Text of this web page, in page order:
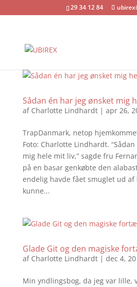
29 34 12 84
Sådan én har jeg ønsket mig
af Charlotte Lindhardt| apr 26,
TrapDanmark, netop
Foto: Charlotte Lindhardt.
mig hele mit liv,” sagde fru
på en basar genkøbte den
endelig havde fået smuglet ud af
kunne...
Glade Git og den magiske
af Charlotte Lindhardt| dec 4,
Min yndlingsbog, da jeg var lille,